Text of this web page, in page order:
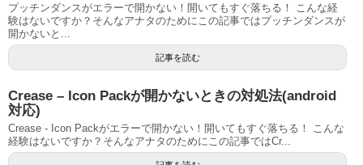
プッチンダンスがエラーで開かない！開いてもすぐ落ちる！ こんな経
験はないですか？そんなアナタのためにこの記事ではプッチンダンスが
開かないと...
記事を読む
Crease – Icon Packが開かないときの対処法(android
対応)
Crease - Icon Packがエラーで開かない！開いてもすぐ落ちる！ こんな
経験はないですか？そんなアナタのためにこの記事ではCr...